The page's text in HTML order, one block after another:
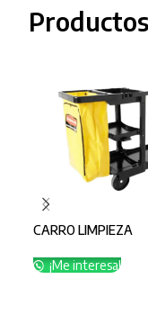
CARRO LIMPIEZA
¡Me interesa!